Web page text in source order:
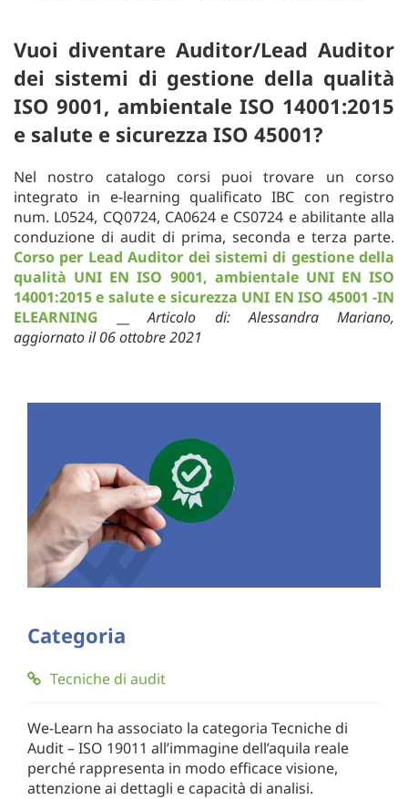
Vuoi diventare Auditor/Lead Auditor
dei sistemi di gestione della qualità
ISO 9001, ambientale ISO 14001:2015
e salute e sicurezza ISO 45001?
Nel nostro catalogo corsi puoi trovare un corso
integrato in e-learning qualificato IBC con registro
num. L0524, CQ0724, CA0624 e CS0724 e abilitante alla
conduzione di audit di prima, seconda e terza parte.
Corso per Lead Auditor dei sistemi di gestione della
qualità UNI EN ISO 9001, ambientale UNI EN ISO
14001:2015 e salute e sicurezza UNI EN ISO 45001 -IN
ELEARNING __Articolo di: Alessandra Mariano,
aggiornato il 06 ottobre 2021
Categoria
Tecniche di audit
We-Learn ha associato la categoria Tecniche di
Audit – ISO 19011 all’immagine dell’aquila reale
perché rappresenta in modo efficace visione,
attenzione ai dettagli e capacità di analisi.